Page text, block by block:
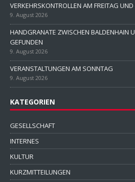
VERKEHRSKONTROLLEN AM FREITAG
9. August 2026
HANDGRANATE ZWISCHEN BALDENHAIN
GEFUNDEN
9. August 2026
VERANSTALTUNGEN AM SONNTAG
9. August 2026
KATEGORIEN
GESELLSCHAFT
INTERNES
KULTUR
KURZMITTEILUNGEN